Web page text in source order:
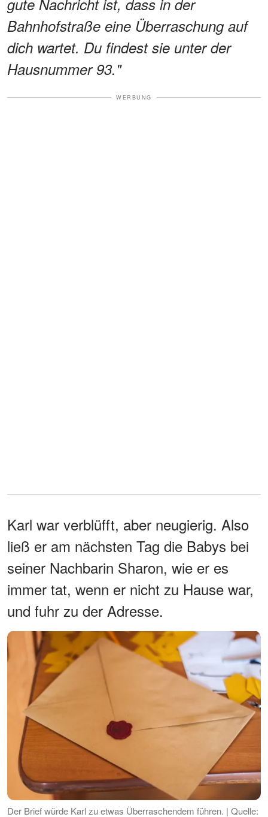
Bahnhofstraße eine Überraschung auf
dich wartet. Du findest sie unter der
Hausnummer 93."
WERBUNG
Karl war verblüfft, aber neugierig. Also
ließ er am nächsten Tag die Babys bei
seiner Nachbarin Sharon, wie er es
immer tat, wenn er nicht zu Hause war,
und fuhr zu der Adresse.
Der Brief würde Karl zu etwas Überraschendem führen. | Quelle: